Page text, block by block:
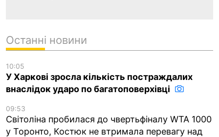
Останні новини
10:05
У Харкові зросла кількість постраждалих
внаслідок ударо по багатоповерхівці
09:53
Світоліна пробилася до чвертьфіналу WTA 1000
у Торонто, Костюк не втримала перевагу над